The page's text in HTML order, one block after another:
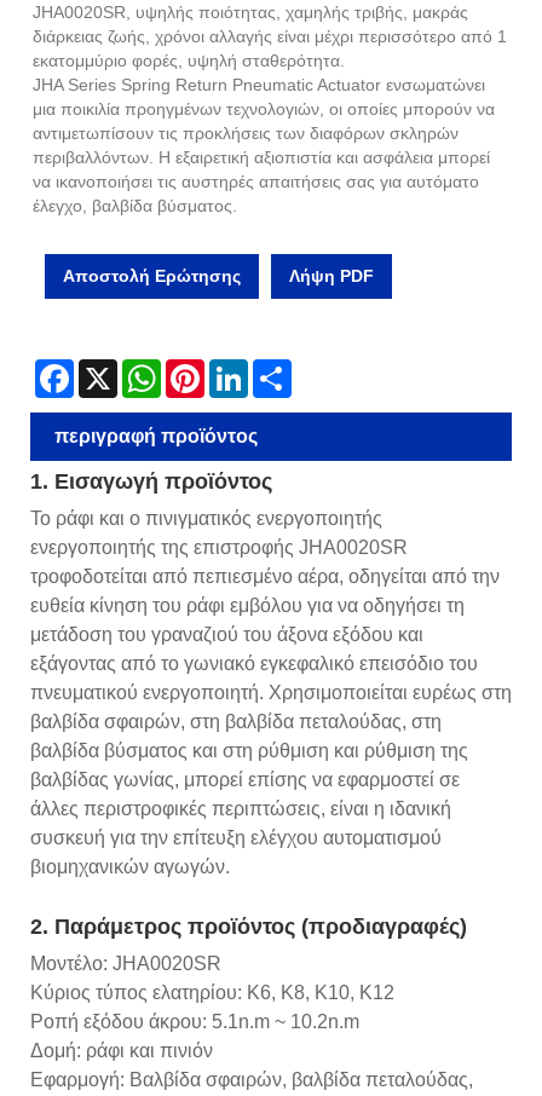
JHA0020SR, υψηλής ποιότητας, χαμηλής τριβής, μακράς
διάρκειας ζωής, χρόνοι αλλαγής είναι μέχρι περισσότερο από 1
εκατομμύριο φορές, υψηλή σταθερότητα.
JHA Series Spring Return Pneumatic Actuator ενσωματώνει
μια ποικιλία προηγμένων τεχνολογιών, οι οποίες μπορούν να
αντιμετωπίσουν τις προκλήσεις των διαφόρων σκληρών
περιβαλλόντων. Η εξαιρετική αξιοπιστία και ασφάλεια μπορεί
να ικανοποιήσει τις αυστηρές απαιτήσεις σας για αυτόματο
έλεγχο, βαλβίδα βύσματος.
Αποστολή Ερώτησης Λήψη PDF
Facebook
X WhatsAppPinterestLinkedIn
περιγραφή προϊόντος
1. Εισαγωγή προϊόντος
Το ράφι και ο πινιγματικός ενεργοποιητής
ενεργοποιητής της επιστροφής JHA0020SR
τροφοδοτείται από πεπιεσμένο αέρα, οδηγείται από την
ευθεία κίνηση του ράφι εμβόλου για να οδηγήσει τη
μετάδοση του γραναζιού του άξονα εξόδου και
εξάγοντας από το γωνιακό εγκεφαλικό επεισόδιο του
πνευματικού ενεργοποιητή. Χρησιμοποιείται ευρέως στη
βαλβίδα σφαιρών, στη βαλβίδα πεταλούδας, στη
βαλβίδα βύσματος και στη ρύθμιση και ρύθμιση της
βαλβίδας γωνίας, μπορεί επίσης να εφαρμοστεί σε
άλλες περιστροφικές περιπτώσεις, είναι η ιδανική
συσκευή για την επίτευξη ελέγχου αυτοματισμού
βιομηχανικών αγωγών.
2. Παράμετρος προϊόντος (προδιαγραφές)
Μοντέλο: JHA0020SR
Κύριος τύπος ελατηρίου: K6, K8, K10, K12
Ροπή εξόδου άκρου: 5.1n.m ~ 10.2n.m
Δομή: ράφι και πινιόν
Εφαρμογή: Βαλβίδα σφαιρών, βαλβίδα πεταλούδας,